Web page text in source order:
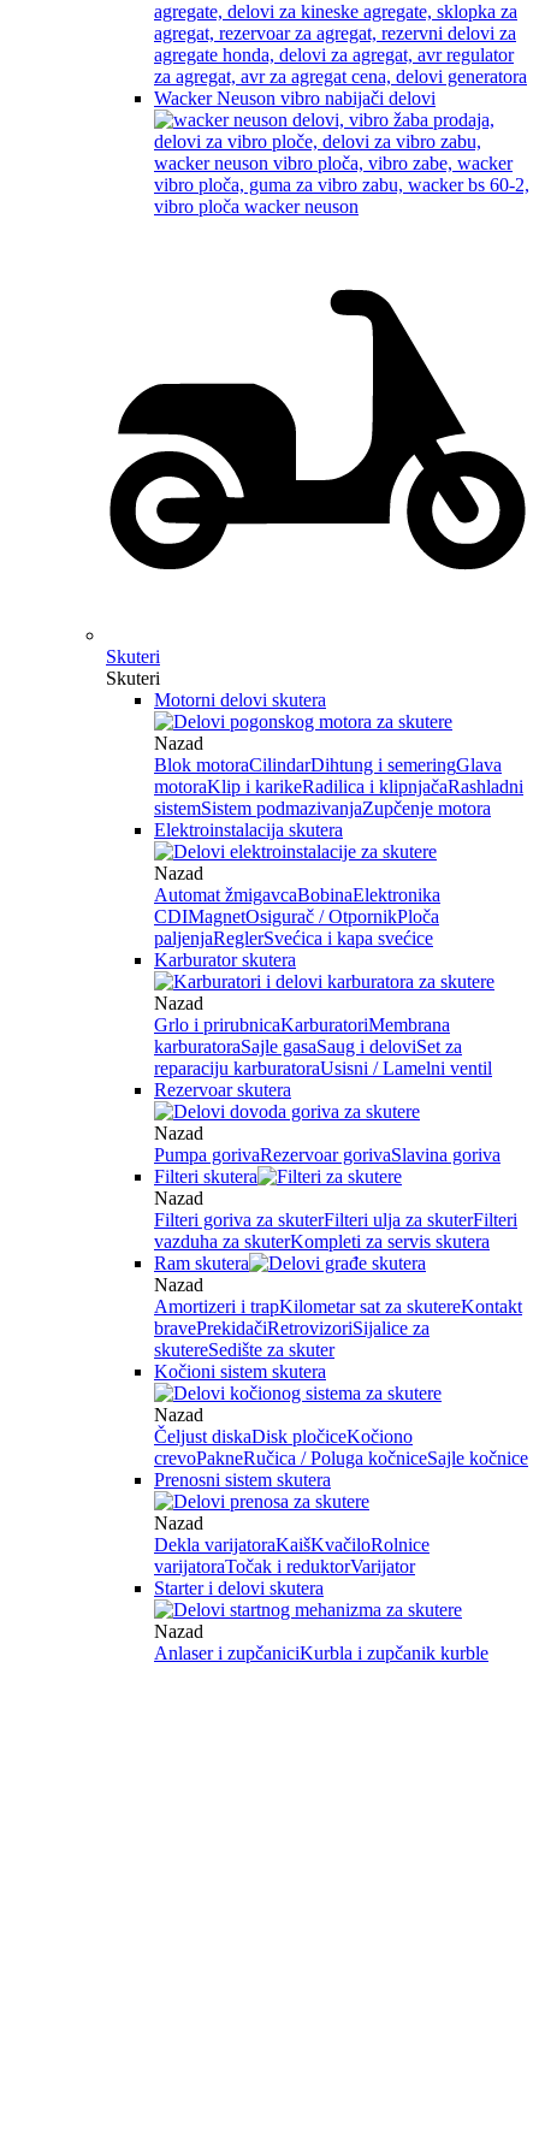
Wacker Neuson vibro nabijači delovi
Skuteri
Skuteri
Motorni delovi skutera
Nazad
Blok motoraCilindarDihtung i semeringGlava
motoraKlip i karikeRadilica i klipnjačaRashladni
sistemSistem podmazivanjaZupčenje motora
Elektroinstalacija skutera
Nazad
Automat žmigavcaBobinaElektronika
CDIMagnetOsigurač / OtpornikPloča
paljenjaReglerSvećica i kapa svećice
Karburator skutera
Nazad
Grlo i prirubnicaKarburatoriMembrana
karburatoraSajle gasaSaug i deloviSet za
reparaciju karburatoraUsisni / Lamelni ventil
Rezervoar skutera
Nazad
Pumpa gorivaRezervoar gorivaSlavina goriva
Filteri skutera
Nazad
Filteri goriva za skuterFilteri ulja za skuterFilteri
vazduha za skuterKompleti za servis skutera
Ram skutera
Nazad
Amortizeri i trapKilometar sat za skutereKontakt
bravePrekidačiRetrovizoriSijalice za
skutereSedište za skuter
Kočioni sistem skutera
Nazad
Čeljust diskaDisk pločiceKočiono
crevoPakneRučica / Poluga kočniceSajle kočnice
Prenosni sistem skutera
Nazad
Dekla varijatoraKaišKvačiloRolnice
varijatoraTočak i reduktorVarijator
Starter i delovi skutera
Nazad
Anlaser i zupčaniciKurbla i zupčanik kurble